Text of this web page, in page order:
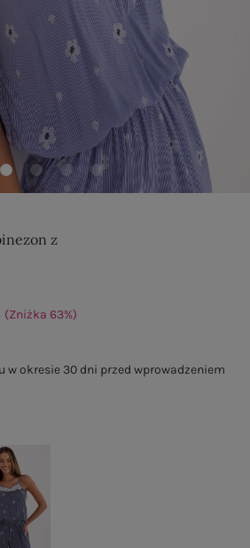
z
(Zniżka 63%)
w okresie 30 dni przed wprowadzeniem